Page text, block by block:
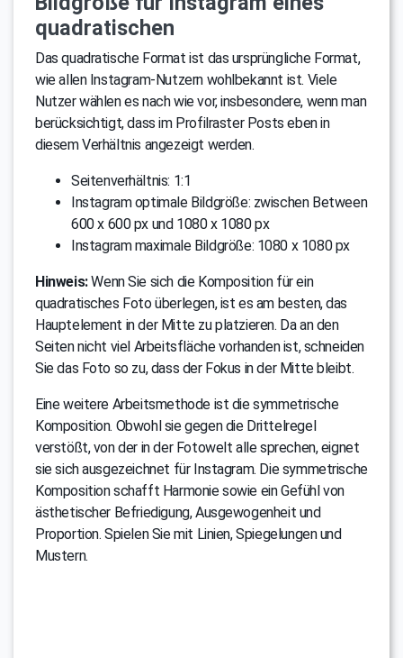
quadratischen
Das quadratische Format ist das ursprüngliche Format,
wie allen Instagram-Nutzern wohlbekannt ist. Viele
Nutzer wählen es nach wie vor, insbesondere, wenn man
berücksichtigt, dass im Profilraster Posts eben in
diesem Verhältnis angezeigt werden.
Seitenverhältnis: 1:1
Instagram optimale Bildgröße: zwischen Between
600 x 600 px und 1080 x 1080 px
Instagram maximale Bildgröße: 1080 x 1080 px
Hinweis:Wenn Sie sich die Komposition für ein
quadratisches Foto überlegen, ist es am besten, das
Hauptelement in der Mitte zu platzieren. Da an den
Seiten nicht viel Arbeitsfläche vorhanden ist, schneiden
Sie das Foto so zu, dass der Fokus in der Mitte bleibt.
Eine weitere Arbeitsmethode ist die symmetrische
Komposition. Obwohl sie gegen die Drittelregel
verstößt, von der in der Fotowelt alle sprechen, eignet
sie sich ausgezeichnet für Instagram. Die symmetrische
Komposition schafft Harmonie sowie ein Gefühl von
ästhetischer Befriedigung, Ausgewogenheit und
Proportion. Spielen Sie mit Linien, Spiegelungen und
Mustern.